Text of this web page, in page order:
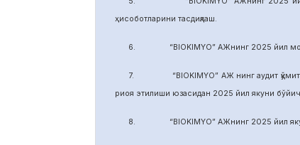
ҳисоботларини тасдиқлаш.
6. “BIOKIMYO” АЖнинг 2025 йил
7. “BIOKIMYO” АЖ нинг аудит
риоя этилиши юзасидан 2025 йил якуни
8. “BIOKIMYO” АЖнинг 2025 йил